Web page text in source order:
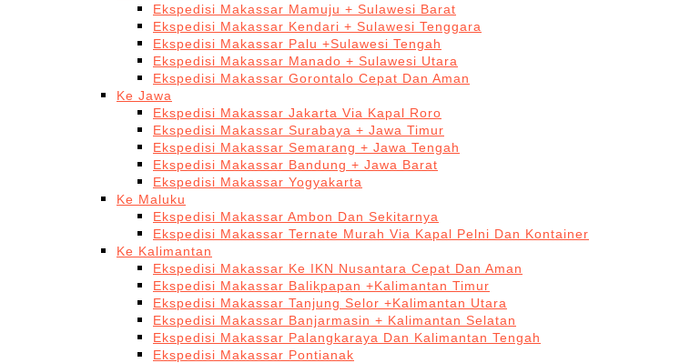
Ekspedisi Makassar Mamuju + Sulawesi Barat
Ekspedisi Makassar Kendari + Sulawesi Tenggara
Ekspedisi Makassar Palu +Sulawesi Tengah
Ekspedisi Makassar Manado + Sulawesi Utara
Ekspedisi Makassar Gorontalo Cepat Dan Aman
Ke Jawa
Ekspedisi Makassar Jakarta Via Kapal Roro
Ekspedisi Makassar Surabaya + Jawa Timur
Ekspedisi Makassar Semarang + Jawa Tengah
Ekspedisi Makassar Bandung + Jawa Barat
Ekspedisi Makassar Yogyakarta
Ke Maluku
Ekspedisi Makassar Ambon Dan Sekitarnya
Ekspedisi Makassar Ternate Murah Via Kapal Pelni Dan Kontainer
Ke Kalimantan
Ekspedisi Makassar Ke IKN Nusantara Cepat Dan Aman
Ekspedisi Makassar Balikpapan +Kalimantan Timur
Ekspedisi Makassar Tanjung Selor +Kalimantan Utara
Ekspedisi Makassar Banjarmasin + Kalimantan Selatan
Ekspedisi Makassar Palangkaraya Dan Kalimantan Tengah
Ekspedisi Makassar Pontianak